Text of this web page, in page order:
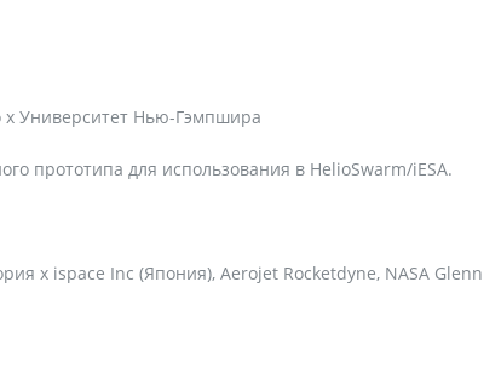
x Университет Нью-Гэмпшира
прототипа для использования в HelioSwarm/iESA.
x ispace Inc (Япония), Aerojet Rocketdyne, NASA Glenn